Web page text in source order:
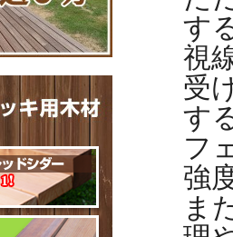
す
視
受
す
フ
強
ま